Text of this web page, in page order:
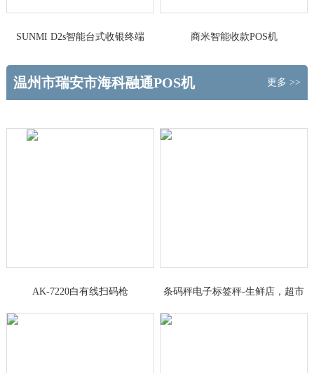
SUNMI D2s智能台式收银终端 商米智能收款POS机
温州市瑞安市海科融通POS机 更多 >>
AK-7220白有线扫码枪
条码秤电子标签秤-生鲜店，超市